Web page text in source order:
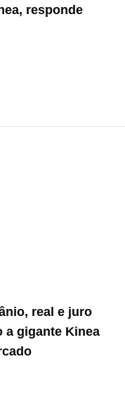
responde
real e juro
a gigante Kinea